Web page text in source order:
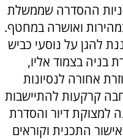
ההסדרה שממשלת
ואושרה במחטף.
להגן על נוסעי כביש
בניה בצמוד אליו,
אחורה לנסיונות
קרקעות להתיישבות
למצוקת דיור והסדרת
התכנית וקוראים